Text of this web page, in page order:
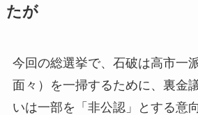
たが
今回の総選挙で、石破は高市一
面々）を一掃するために、裏金
いは一部を「非公認」とする意